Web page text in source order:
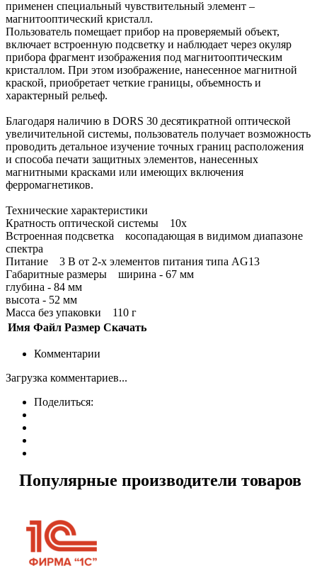
применен специальный чувствительный элемент –
магнитооптический кристалл.
Пользователь помещает прибор на проверяемый объект,
включает встроенную подсветку и наблюдает через окуляр
прибора фрагмент изображения под магнитооптическим
кристаллом. При этом изображение, нанесенное магнитной
краской, приобретает четкие границы, объемность и
характерный рельеф.
Благодаря наличию в DORS 30 десятикратной оптической
увеличительной системы, пользователь получает возможность
проводить детальное изучение точных границ расположения
и способа печати защитных элементов, нанесенных
магнитными красками или имеющих включения
ферромагнетиков.
Технические характеристики
Кратность оптической системы 10х
Встроенная подсветка косопадающая в видимом диапазоне
спектра
Питание 3 В от 2-х элементов питания типа AG13
Габаритные размеры ширина - 67 мм
глубина - 84 мм
высота - 52 мм
Масса без упаковки 110 г
Имя Файл Размер Скачать
Комментарии
Загрузка комментариев...
Поделиться:
Популярные производители товаров